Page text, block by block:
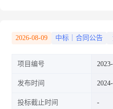
2026-08-09 中标｜合同公告
项目编号
发布时间
投标截止时间